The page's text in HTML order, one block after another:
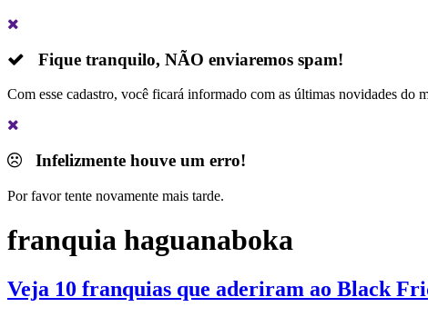
Fique tranquilo, NÃO enviaremos spam!
Com esse cadastro, você ficará informado com as últimas novidades do
Infelizmente houve um erro!
Por favor tente novamente mais tarde.
franquia haguanaboka
Veja 10 franquias que aderiram ao Black